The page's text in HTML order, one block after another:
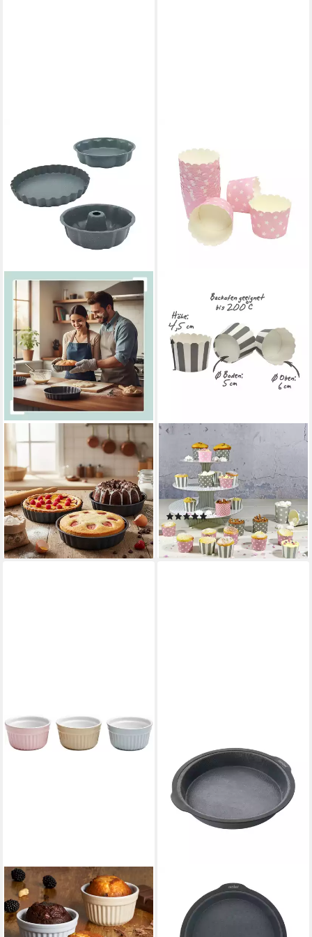
RELAXDAYS
Backform 3er Set
12,99 €
UVP29,99 €
-57%
lieferbar - in 2-3 Werktagen bei dir
FRAU WUNDERVOLL
Muffinform Muffin
Backformen, klein
Durchmesser 5 cm, rosa mit
weissen Sternen, (25-tlg)
(1)
ab 3,99 €
lieferbar - in 2-3 Werktagen bei dir
VAN WELL
Backform Ragout-Förmchen,
Ø 10 cm, aus Steingut,
rosa/beige/grau, 3er-Set,